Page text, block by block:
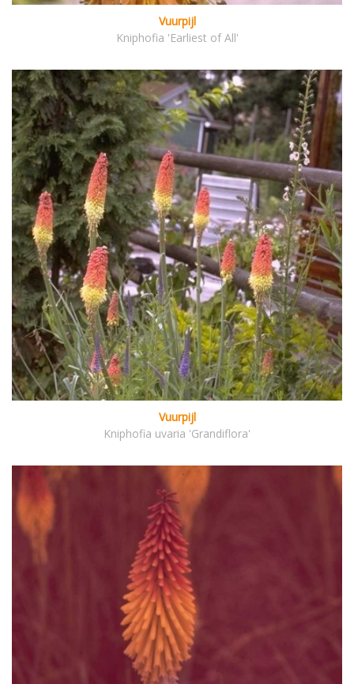
Vuurpijl
Kniphofia 'Earliest of All'
Vuurpijl
Kniphofia uvaria 'Grandiflora'